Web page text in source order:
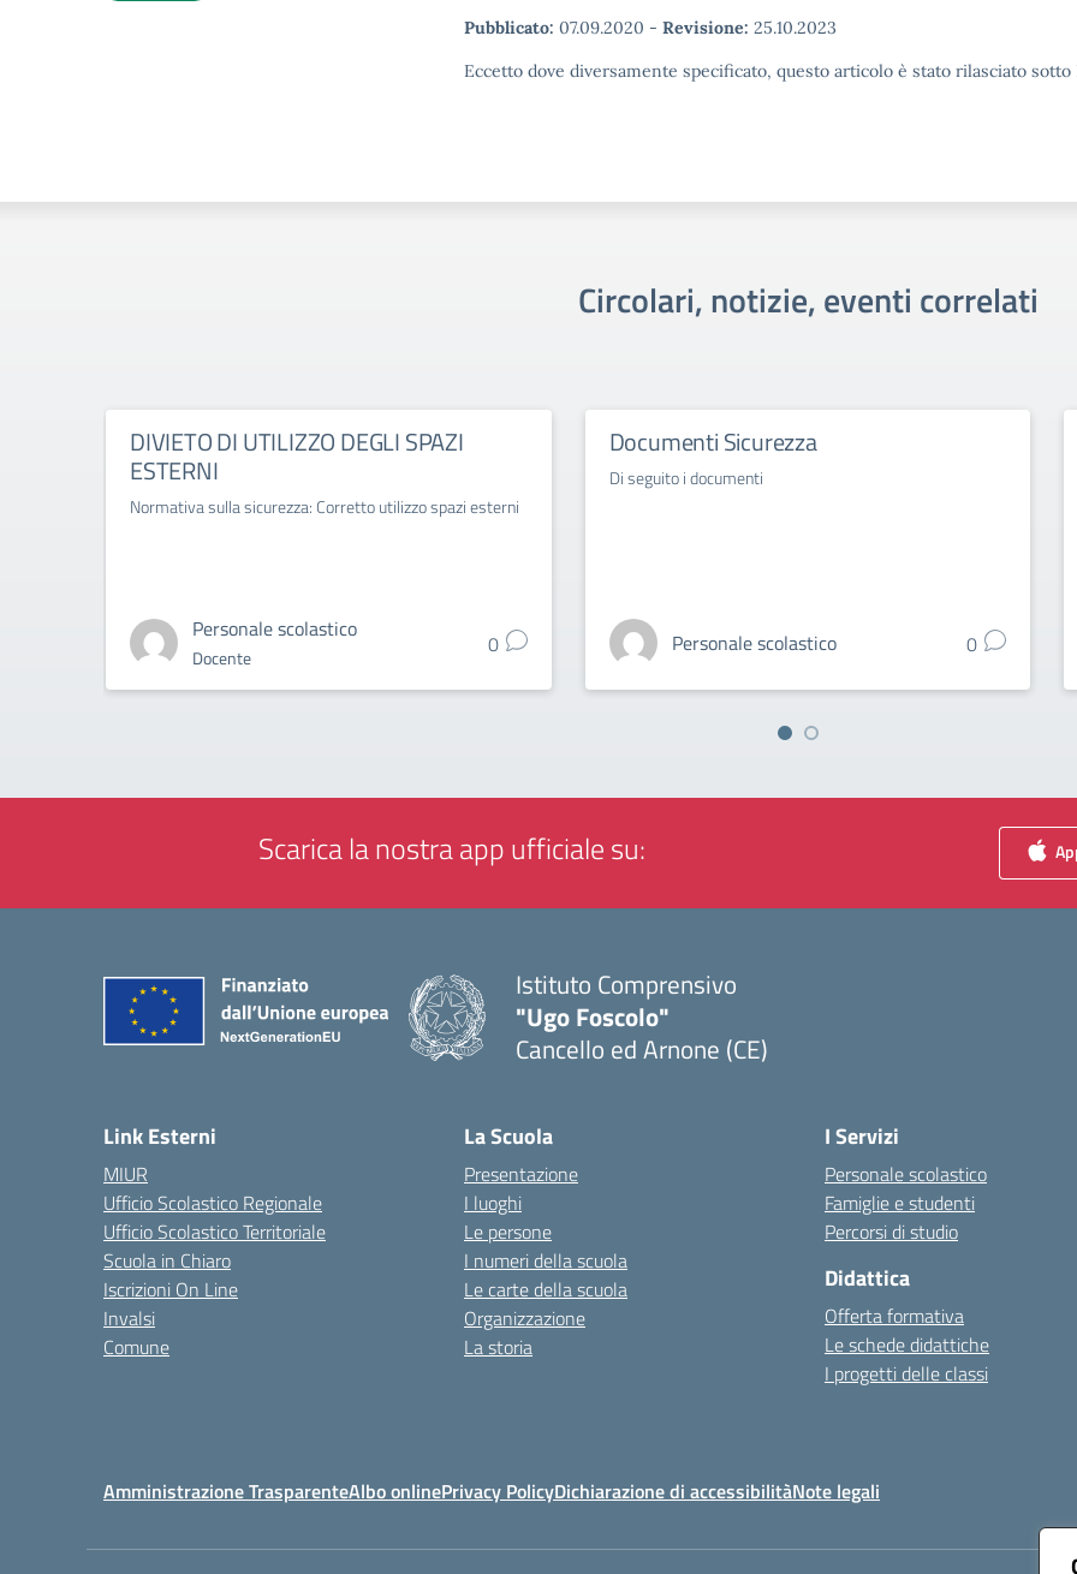
Pubblicato: 07.09.2020 - Revisione: 25.10.2023
Eccetto dove diversamente specificato, questo articolo è stato rilasciato
Circolari, notizie, eventi correlati
DIVIETO DI UTILIZZO DEGLI SPAZI
ESTERNI
Normativa sulla sicurezza: Corretto utilizzo spazi esterni
Personale scolastico
Docente 0
Documenti Sicurezza
Di seguito i documenti
Personale scolastico 0
Scarica la nostra app ufficiale su:
Istituto Comprensivo
"Ugo Foscolo"
Cancello ed Arnone (CE)
Link Esterni
MIUR
Ufficio Scolastico Regionale
Ufficio Scolastico Territoriale
Scuola in Chiaro
Iscrizioni On Line
Invalsi
Comune
La Scuola
Presentazione
I luoghi
Le persone
I numeri della scuola
Le carte della scuola
Organizzazione
La storia
I Servizi
Personale scolastico
Famiglie e studenti
Percorsi di studio
Didattica
Offerta formativa
Le schede didattiche
I progetti delle classi
Amministrazione TrasparenteAlbo onlinePrivacy PolicyDichiarazione di accessibilitàNote legali